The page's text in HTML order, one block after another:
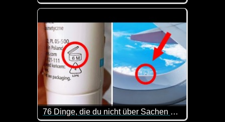
Eier in der Mikrowelle sind gar keine gute Idee ;-)
76 Dinge, die du nicht über Sachen weißt, die dich umgeben